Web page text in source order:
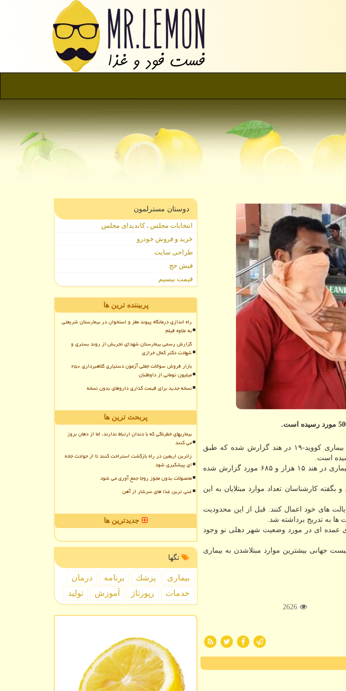
به گزارش مستر لمون به نقل از ایسنا، هم اکنون بیش از ۵۰۰ هزار مورد قطعی مبتلاشدن به بیماری کووید-۱۹ در هند گزارش شده که طبق
همین طور با فوت ۳۸۵ نفر دیگر از مبتلایان به بیماری کووید-۱۹ مجموع فوتی های ناشی از این بیماری در هند ۱۵ هزار و ۶۸۵ مورد گزارش شده
به اوج خود برسد و بگفته کارشناسان تعداد موارد مبتلایان به این
های خود اعمال کنند. قبل از این محدودیت
به تدریج برداشته شد.
عمده ای در مورد وضعیت شهر دهلی نو وجود
جهانی بیشترین موارد مبتلاشدن به بیماری
2626
دوستان مسترلمون
انتخابات مجلس ، کاندیدای مجلس
خرید و فروش خودرو
طراحی سایت
فیش حج
قیمت بیسیم
پربیننده ترین ها
راه اندازی درمانگاه پیوند مغز و استخوان در بیمارستان شریعتی
به علاوه فیلم
گزارش رسمی بیمارستان شهدای تجریش از روند بستری و
شهادت دکتر کمال خرازی
بازار فروش سوالات جعلی آزمون دستیاری کلاهبرداری ۲۵۰
میلیون تومانی از داوطلبان
نسخه جدید برای قیمت گذاری داروهای بدون نسخه
پربحث ترین ها
بیماریهای خطرناکی که با دندان ارتباط ندارند، اما از دهان بروز
می کنند
زائرین اربعین در راه بازگشت استراحت کنند تا از حوادث جاده
ای پیشگیری شود
محصولات بدون مجوز روجا جمع آوری می شود
غنی ترین غذا های سرشار از آهن
جدیدترین ها
تگها
بیماری پزشك برنامه
درمان
خدمات
رپورتاژ آموزش تولید